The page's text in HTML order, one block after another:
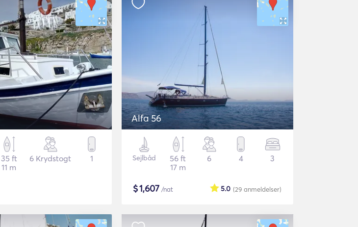
35 ft
11 m
6 Krydstogt 1
Alfa 56
Sejlbåd
56 ft
17 m
6 4 3
$1,607 /nat (29 anmeldelser)
5.0